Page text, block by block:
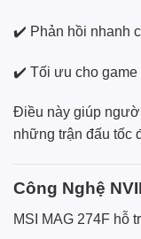
✔️ Phản hồi nhanh
✔️ Tối ưu cho game
Điều này giúp
những trận đấu tốc
Công Nghệ
MSI MAG 274F hỗ